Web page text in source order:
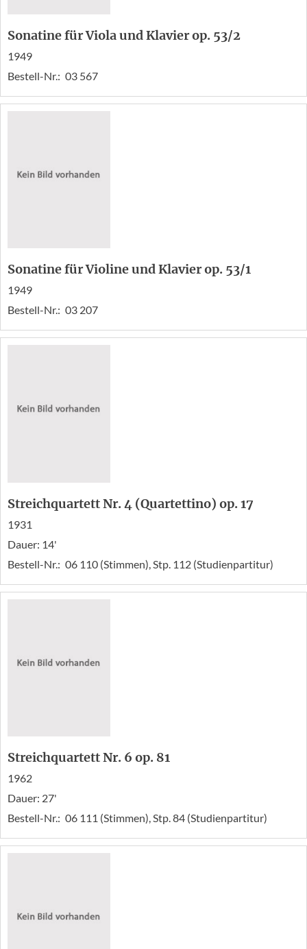
Sonatine für Viola und Klavier op. 53/2
1949
Bestell-Nr.: 03 567
Sonatine für Violine und Klavier op. 53/1
1949
Bestell-Nr.: 03 207
Streichquartett Nr. 4 (Quartettino) op. 17
1931
Dauer: 14'
Bestell-Nr.: 06 110 (Stimmen), Stp. 112 (Studienpartitur)
Streichquartett Nr. 6 op. 81
1962
Dauer: 27'
Bestell-Nr.: 06 111 (Stimmen), Stp. 84 (Studienpartitur)